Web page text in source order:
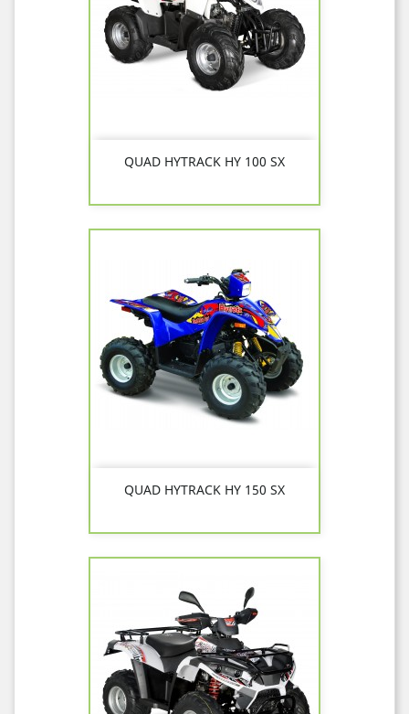
QUAD HYTRACK HY 100 SX
QUAD HYTRACK HY 150 SX